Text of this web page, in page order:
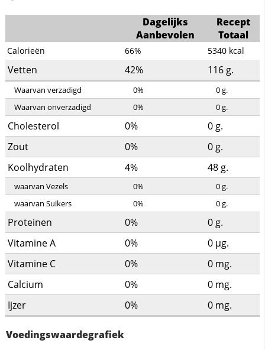
Dagelijks
Aanbevolen
Recept
Totaal
Calorieën 66% 5340 kcal
Vetten 42% 116 g.
Waarvan verzadigd 0% 0g.
Waarvan onverzadigd
0% 0g.
Cholesterol 0% 0 g.
Zout
0% 0 g.
Koolhydraten
4% 48 g.
waarvan Vezels 0% 0g.
waarvan Suikers
0% 0g.
Proteinen 0% 0 g.
Vitamine A
0% 0 µg.
Vitamine C
0% 0 mg.
Calcium
0% 0 mg.
Ijzer
0% 0 mg.
Voedingswaardegrafiek